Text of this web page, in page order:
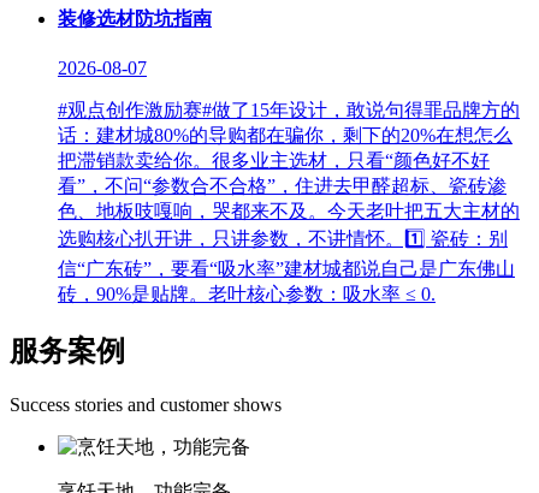
装修选材防坑指南
2026-08-07
#观点创作激励赛#做了15年设计，敢说句得罪品牌方的
话：建材城80%的导购都在骗你，剩下的20%在想怎么
把滞销款卖给你。很多业主选材，只看“颜色好不好
看”，不问“参数合不合格”，住进去甲醛超标、瓷砖渗
色、地板吱嘎响，哭都来不及。今天老叶把五大主材的
选购核心扒开讲，只讲参数，不讲情怀。1️⃣ 瓷砖：别
信“广东砖”，要看“吸水率”建材城都说自己是广东佛山
砖，90%是贴牌。老叶核心参数：吸水率 ≤ 0.
服务案例
Success stories and customer shows